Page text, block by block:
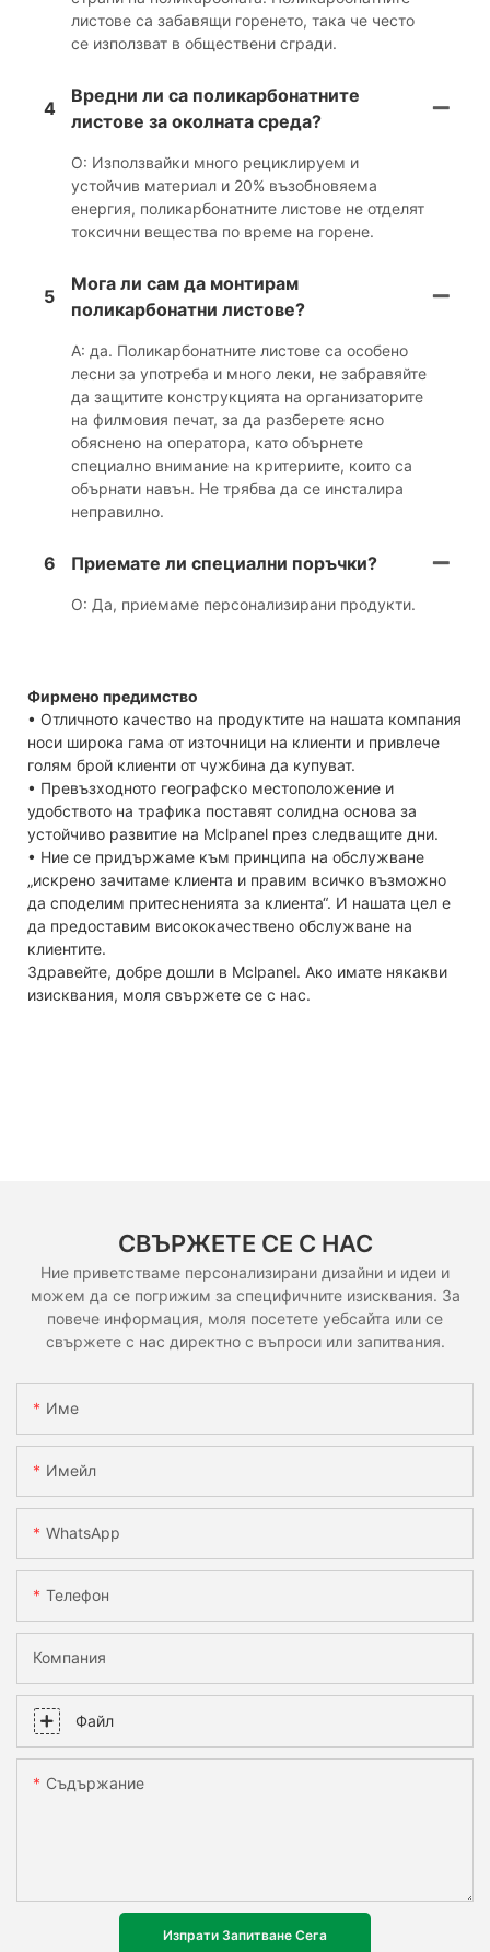
листове са забавящи горенето, така че често
се използват в обществени сгради.
4
Вредни ли са поликарбонатните
листове за околната среда?
О: Използвайки много рециклируем и
устойчив материал и 20% възобновяема
енергия, поликарбонатните листове не отделят
токсични вещества по време на горене.
5
Мога ли сам да монтирам
поликарбонатни листове?
А: да. Поликарбонатните листове са особено
лесни за употреба и много леки, не забравяйте
да защитите конструкцията на организаторите
на филмовия печат, за да разберете ясно
обяснено на оператора, като обърнете
специално внимание на критериите, които са
обърнати навън. Не трябва да се инсталира
неправилно.
6 Приемате ли специални поръчки?
О: Да, приемаме персонализирани продукти.
Фирмено предимство
• Отличното качество на продуктите на нашата компания
носи широка гама от източници на клиенти и привлече
голям брой клиенти от чужбина да купуват.
• Превъзходното географско местоположение и
удобството на трафика поставят солидна основа за
устойчиво развитие на Mclpanel през следващите дни.
• Ние се придържаме към принципа на обслужване
„искрено зачитаме клиента и правим всичко възможно
да споделим притесненията за клиента“. И нашата цел е
да предоставим висококачествено обслужване на
клиентите.
Здравейте, добре дошли в Mclpanel. Ако имате някакви
изисквания, моля свържете се с нас.
СВЪРЖЕТЕ СЕ С НАС
Ние приветстваме персонализирани дизайни и идеи и
можем да се погрижим за специфичните изисквания. За
повече информация, моля посетете уебсайта или се
свържете с нас директно с въпроси или запитвания.
Име
Имейл
WhatsApp
Телефон
Компания
Файл
Съдържание
Изпрати Запитване Сега